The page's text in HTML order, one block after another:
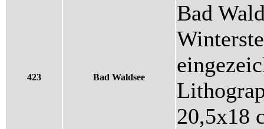
423 Bad Waldsee
Bad
20,5x18